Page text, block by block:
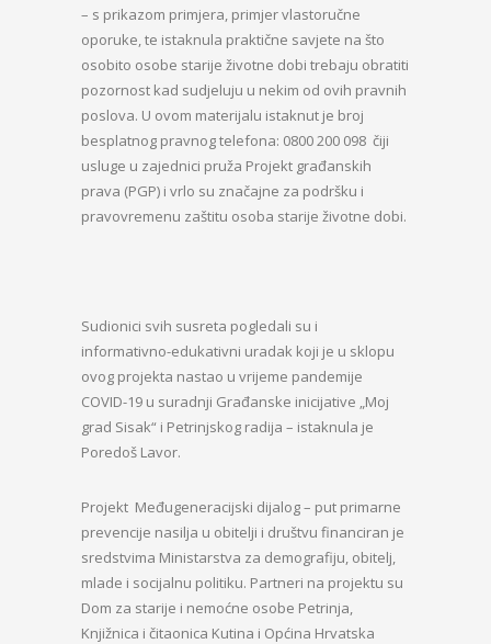
– s prikazom primjera, primjer vlastoručne
oporuke, te istaknula praktične savjete na što
osobito osobe starije životne dobi trebaju obratiti
pozornost kad sudjeluju u nekim od ovih pravnih
poslova. U ovom materijalu istaknut je broj
besplatnog pravnog telefona: 0800 200 098 čiji
usluge u zajednici pruža Projekt građanskih
prava (PGP) i vrlo su značajne za podršku i
pravovremenu zaštitu osoba starije životne dobi.
Sudionici svih susreta pogledali su i
informativno-edukativni uradak koji je u sklopu
ovog projekta nastao u vrijeme pandemije
COVID-19 u suradnji Građanske inicijative „Moj
grad Sisak“ i Petrinjskog radija – istaknula je
Poredoš Lavor.
Projekt Međugeneracijski dijalog – put primarne
prevencije nasilja u obitelji i društvu financiran je
sredstvima Ministarstva za demografiju, obitelj,
mlade i socijalnu politiku. Partneri na projektu su
Dom za starije i nemoćne osobe Petrinja,
Knjižnica i čitaonica Kutina i Općina Hrvatska